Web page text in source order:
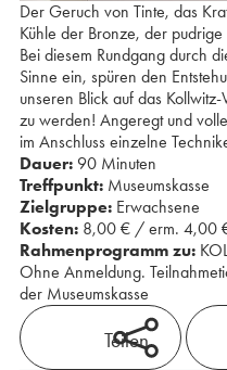
Der Geruch von Tinte, das
Kühle der Bronze, der
Bei diesem Rundgang durch
Sinne ein, spüren den
unseren Blick auf das
zu werden! Angeregt und
im Anschluss einzelne
Dauer:90 Minuten
Treffpunkt:Museumskasse
Zielgruppe:Erwachsene
Kosten:8,00 € / erm. 4,00 €
Rahmenprogramm zu:
Ohne Anmeldung.
der Museumskasse
Teilen